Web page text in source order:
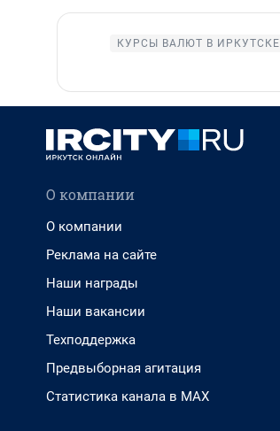
КУРСЫ ВАЛЮТ В ИРКУТСКЕ
О компании
О компании
Реклама на сайте
Наши награды
Наши вакансии
Техподдержка
Предвыборная агитация
Статистика канала в MAX